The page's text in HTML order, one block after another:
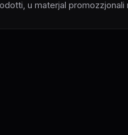
u materjal